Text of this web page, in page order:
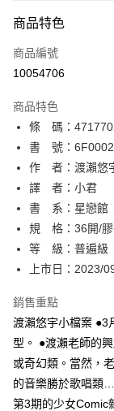
信用卡一次付款
超商取貨付款
相關說明
【關於「AFTEE先享
AFTEE先享後付是「
便利好安心！
１．簡單：不需註冊
２．便利：只要手機
３．安心：先確認商
【「AFTEE先享後付
１．於結帳方式選擇
結帳頁面，進行簡訊
２．訂單成立數日內
ATM／網路銀行／等
※ 請注意：結帳手續
購買商品的店家。未
後付繳納相關費用。
※ 交易是否成功請以
是否繳費成功／繳費
ATM付款
運送方式
全家取貨付款
每筆NT$80，滿
付款後全家取貨
每筆NT$80，滿
付款後萊爾富取貨
每筆NT$80，滿
商品特色
商品編號
10054706
商品特色
條 碼：
書 號：
作 者：渡瀨悠
譯 者：小君
書 系：星戀館
規 格：36開/
等 級：普遍級
上市日：2023/
銷售重點
渡瀨悠宇小檔案 ●3
型。 ●渡瀨老師的
或奇幻類。當然，
的音樂勝於歌唱類
第3期的少女Comic